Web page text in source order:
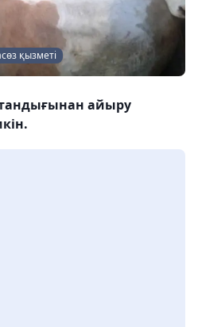
қызметі
айыру